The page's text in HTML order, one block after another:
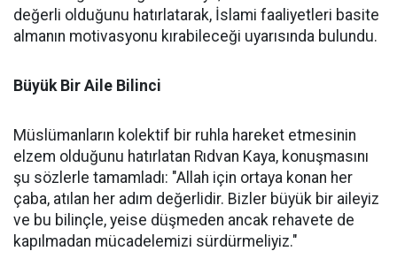
değerli olduğunu hatırlatarak, İslami faaliyetleri basite
almanın motivasyonu kırabileceği uyarısında bulundu.
Büyük Bir Aile Bilinci
Müslümanların kolektif bir ruhla hareket etmesinin
elzem olduğunu hatırlatan Rıdvan Kaya, konuşmasını
şu sözlerle tamamladı: "Allah için ortaya konan her
çaba, atılan her adım değerlidir. Bizler büyük bir aileyiz
ve bu bilinçle, yeise düşmeden ancak rehavete de
kapılmadan mücadelemizi sürdürmeliyiz."